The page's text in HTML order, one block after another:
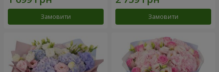
Замовити Замовити